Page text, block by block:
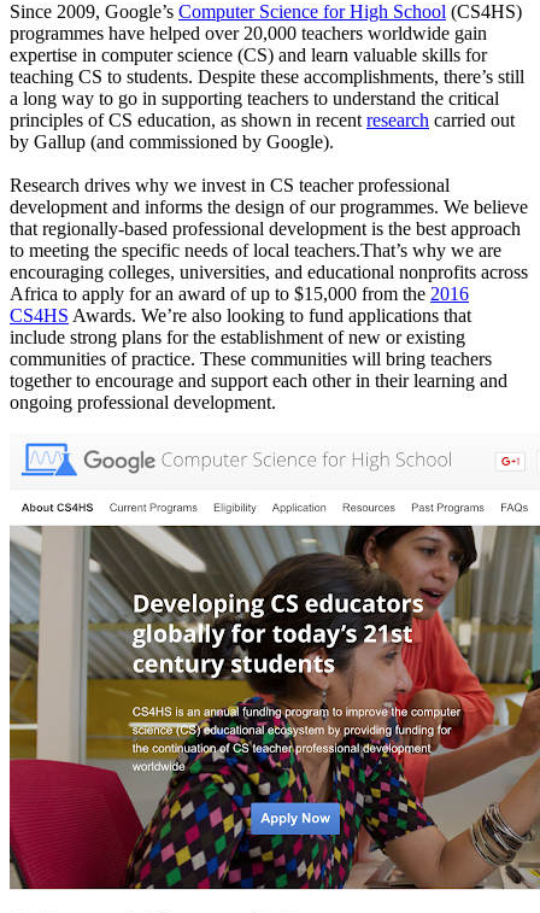
Since 2009, Google’s Computer Science for High School (CS4HS)
programmes have helped over 20,000 teachers worldwide gain
expertise in computer science (CS) and learn valuable skills for
teaching CS to students. Despite these accomplishments, there’s still
a long way to go in supporting teachers to understand the critical
principles of CS education, as shown in recentresearch carried out
by Gallup (and commissioned by Google).
Research drives why we invest in CS teacher professional
development and informs the design of our programmes. We believe
that regionally-based professional development is the best approach
to meeting the specific needs of local teachers.That’s why we are
encouraging colleges, universities, and educational nonprofits across
Africa to apply for an award of up to $15,000 from the 2016
CS4HS Awards. We’re also looking to fund applications that
include strong plans for the establishment of new or existing
communities of practice. These communities will bring teachers
together to encourage and support each other in their learning and
ongoing professional development.